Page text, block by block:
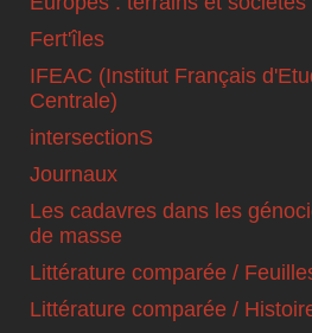
Fert'îles
IFEAC (Institut Français
Centrale)
intersectionS
Journaux
Les cadavres dans les
de masse
Littérature comparée /
Littérature comparée /